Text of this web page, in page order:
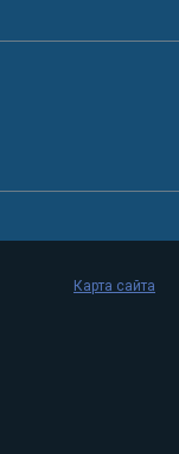
Карта сайта